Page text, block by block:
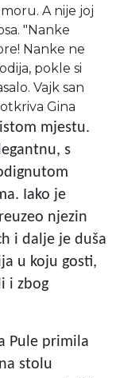
A nije joj
"Nanke
Nanke ne
pokle si
Vajk san
Gina
mjestu.
s
Iako je
njezin
i dalje je duša
u koju gosti,
i zbog
Pule primila
stolu